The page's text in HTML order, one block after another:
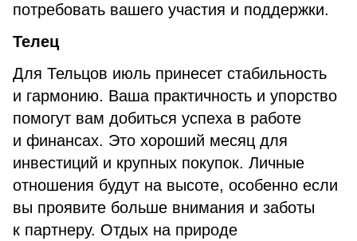
потребовать вашего участия и поддержки.
Телец
Для Тельцов июль принесет стабильность
и гармонию. Ваша практичность и упорство
помогут вам добиться успеха в работе
и финансах. Это хороший месяц для
инвестиций и крупных покупок. Личные
отношения будут на высоте, особенно если
вы проявите больше внимания и заботы
к партнеру. Отдых на природе